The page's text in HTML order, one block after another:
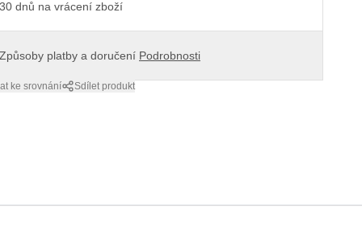
30 dnů na vrácení zboží
Způsoby platby a doručení Podrobnosti
ke srovnání Sdílet produkt